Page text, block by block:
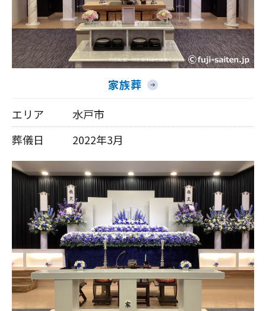
家族葬
エリア
水戸市
葬儀日
2022年3月